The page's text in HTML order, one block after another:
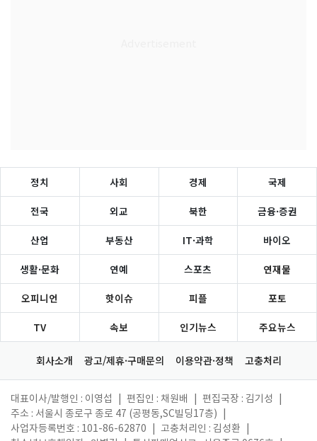
정치 사회 경제 국제
전국 외교 북한 금융·증권
산업 부동산 IT·과학 바이오
생활·문화 연예 스포츠 연재물
오피니언 핫이슈 피플 포토
TV 속보 인기뉴스 주요뉴스
회사소개 광고/제휴·구매문의 이용약관·정책 고충처리
대표이사/발행인 : 이영섭 편집인 : 채원배 편집국장 : 김기성
주소 : 서울시 종로구 종로 47 (공평동,SC빌딩17층)
사업자등록번호 : 101-86-62870
고충처리인 : 김성환